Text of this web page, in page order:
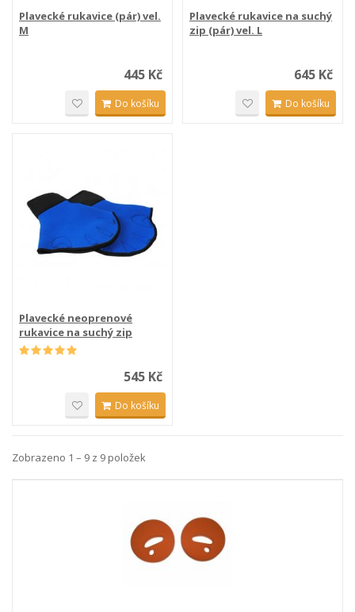
Plavecké rukavice (pár) vel.
M
445 Kč
Do košíku
Plavecké rukavice na suchý
zip (pár) vel. L
645 Kč
Do košíku
Plavecké neoprenové
rukavice na suchý zip
(pár)...
545 Kč
Do košíku
Zobrazeno 1 – 9 z 9 položek